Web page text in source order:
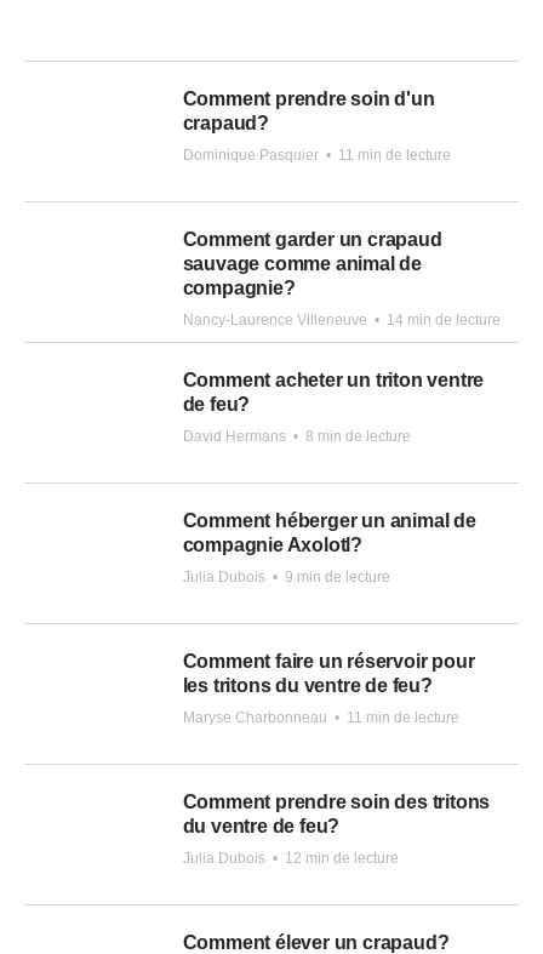
Comment prendre soin d'un
crapaud?
Dominique Pasquier • 11 min de lecture
Comment garder un crapaud
sauvage comme animal de
compagnie?
Nancy-Laurence Villeneuve • 14 min de lecture
Comment acheter un triton ventre
de feu?
David Hermans • 8 min de lecture
Comment héberger un animal de
compagnie Axolotl?
Julia Dubois • 9 min de lecture
Comment faire un réservoir pour
les tritons du ventre de feu?
Maryse Charbonneau • 11 min de lecture
Comment prendre soin des tritons
du ventre de feu?
Julia Dubois • 12 min de lecture
Comment élever un crapaud?